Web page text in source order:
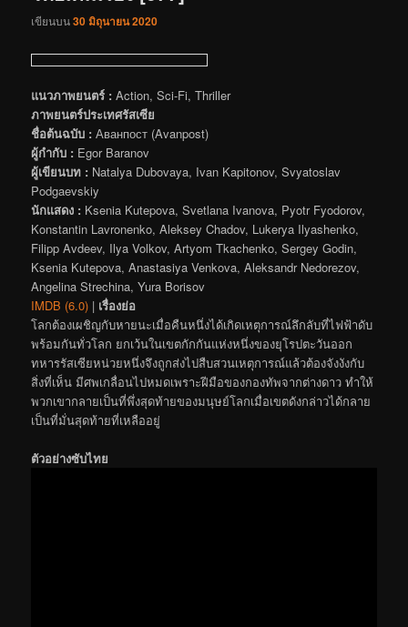
เขียนบน30 มิถุนายน 2020
แนวภาพยนตร์ : Action, Sci-Fi, Thriller
ภาพยนตร์ประเทศรัสเซีย
ชื่อต้นฉบับ : Аванпост (Avanpost)
ผู้กำกับ : Egor Baranov
ผู้เขียนบท : Natalya Dubovaya, Ivan Kapitonov, Svyatoslav
Podgaevskiy
นักแสดง : Ksenia Kutepova, Svetlana Ivanova, Pyotr Fyodorov,
Konstantin Lavronenko, Aleksey Chadov, Lukerya Ilyashenko,
Filipp Avdeev, Ilya Volkov, Artyom Tkachenko, Sergey Godin,
Ksenia Kutepova, Anastasiya Venkova, Aleksandr Nedorezov,
Angelina Strechina, Yura Borisov
IMDB (6.0) | เรื่องย่อ
โลกต้องเผชิญกับหายนะเมื่อคืนหนึ่งได้เกิดเหตุการณ์ลึกลับที่ไฟฟ้าดับ
พร้อมกันทั่วโลก ยกเว้นในเขตกักกันแห่งหนึ่งของยุโรปตะวันออก
ทหารรัสเซียหน่วยหนึ่งจึงถูกส่งไปสืบสวนเหตุการณ์แล้วต้องจังงังกับ
สิ่งที่เห็น มีศพเกลื่อนไปหมดเพราะฝีมือของกองทัพจากต่างดาว ทำให้
พวกเขากลายเป็นที่พึ่งสุดท้ายของมนุษย์โลกเมื่อเขตดังกล่าวได้กลาย
เป็นที่มั่นสุดท้ายที่เหลืออยู่
ตัวอย่างซับไทย